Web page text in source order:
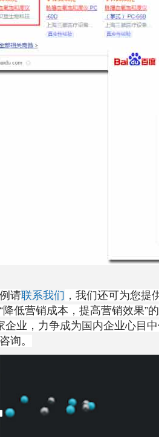
请联系我们 ，我们还可为您
降低营销成本，提高营销效果”
企业，力争成为国内企业心目
询。